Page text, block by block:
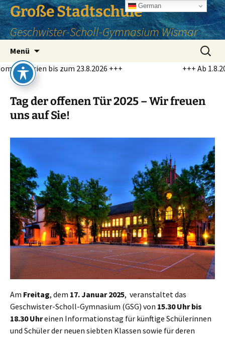
Zum
Inhalt
springen
Große Stadtschule
Geschwister-Scholl-Gymnasium Wismar
Menü
Suchen
nach:
bis zum 23.8.2026 +++
+++ Ab 1.8.2026
Tag der offenen Tür 2025 – Wir freuen
uns auf Sie!
Am Freitag, dem 17. Januar 2025, veranstaltet das
Geschwister-Scholl-Gymnasium (GSG) von 15.30 Uhr bis
18.30 Uhreinen Informationstag für künftige Schülerinnen
und Schüler der neuen siebten Klassen sowie für deren
German